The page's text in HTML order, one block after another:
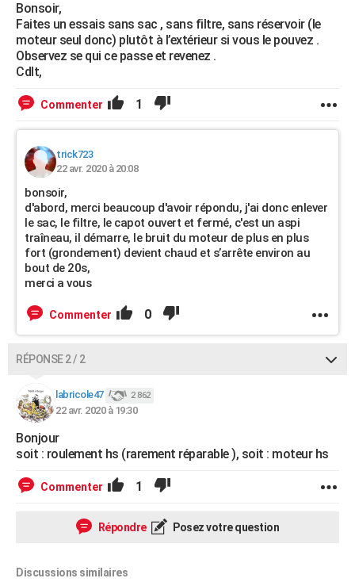
S'inscrire
Se connecter
Lycées
Collèges
Primaires
Universités
Entreprises
Service militaire
Avis de recherche
AVIS DE DÉCÈS
FORUM
Bricolage
Lifestyle
Culture
Sport
Auto
Television
Voyage
Cinema
Bonsoir,
Faites un essais sans sac , sans filtre, sans réservoir (le
moteur seul donc) plutôt à l’extérieur si vous le pouvez .
Observez se qui ce passe et revenez .
Cdlt,
Commenter 1
trick723
22 avr. 2020 à 20:08
bonsoir,
d'abord, merci beaucoup d'avoir répondu, j'ai donc enlever
le sac, le filtre, le capot ouvert et fermé, c'est un aspi
traîneau, il démarre, le bruit du moteur de plus en plus
fort (grondement) devient chaud et s’arrête environ au
bout de 20s,
merci a vous
Commenter 0
RÉPONSE 2 / 2
labricole47 2 862
22 avr. 2020 à 19:30
Bonjour
soit : roulement hs (rarement réparable ), soit : moteur hs
Commenter 1
Répondre Posez votre question
Discussions similaires